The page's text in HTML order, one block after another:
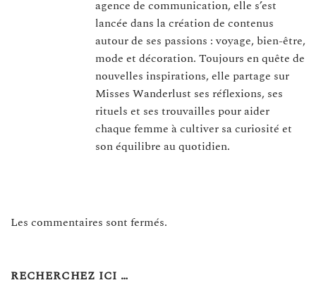
agence de communication, elle s’est
lancée dans la création de contenus
autour de ses passions : voyage, bien-être,
mode et décoration. Toujours en quête de
nouvelles inspirations, elle partage sur
Misses Wanderlust ses réflexions, ses
rituels et ses trouvailles pour aider
chaque femme à cultiver sa curiosité et
son équilibre au quotidien.
Les commentaires sont fermés.
RECHERCHEZ ICI …